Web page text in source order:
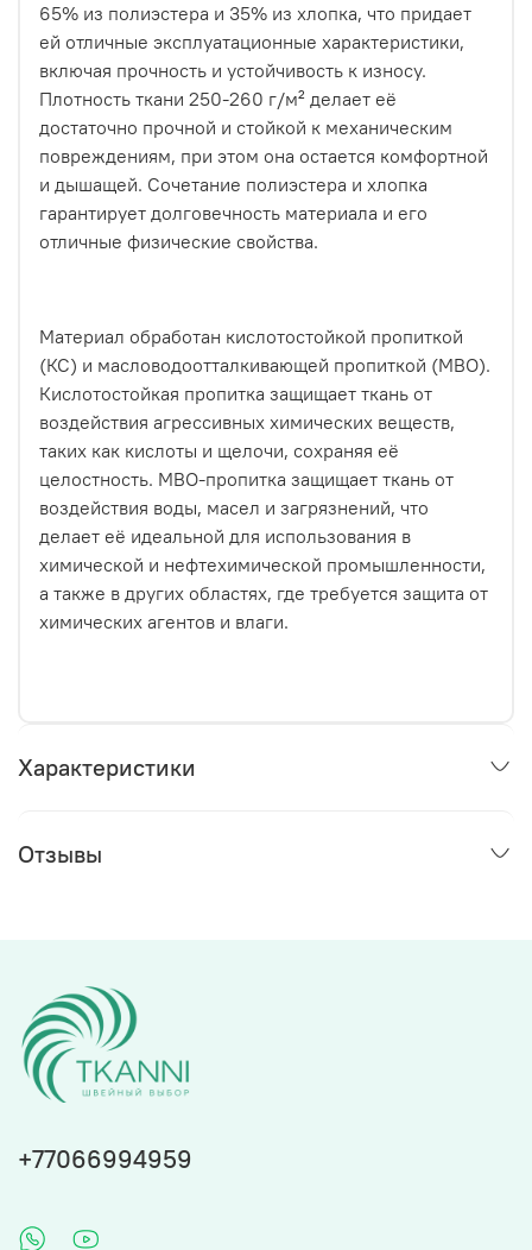
65% из полиэстера и 35% из хлопка, что придает
ей отличные эксплуатационные характеристики,
включая прочность и устойчивость к износу.
Плотность ткани 250-260 г/м² делает её
достаточно прочной и стойкой к механическим
повреждениям, при этом она остается комфортной
и дышащей. Сочетание полиэстера и хлопка
гарантирует долговечность материала и его
отличные физические свойства.
Материал обработан кислотостойкой пропиткой
(КС) и масловодоотталкивающей пропиткой (МВО).
Кислотостойкая пропитка защищает ткань от
воздействия агрессивных химических веществ,
таких как кислоты и щелочи, сохраняя её
целостность. МВО-пропитка защищает ткань от
воздействия воды, масел и загрязнений, что
делает её идеальной для использования в
химической и нефтехимической промышленности,
а также в других областях, где требуется защита от
химических агентов и влаги.
Характеристики
Отзывы
+77066994959